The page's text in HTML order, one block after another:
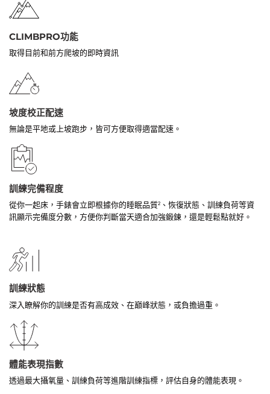
CLIMBPRO功能
取得目前和前方爬坡的即時資訊
坡度校正配速
無論是平地或上坡跑步，皆可方便取得適當配速。
訓練完備程度
從你一起床，手錶會立即根據你的睡眠品質2 、恢復狀態、訓練負荷等資
訊顯示完備度分數，方便你判斷當天適合加強鍛鍊，還是輕鬆點就好。
訓練狀態
深入瞭解你的訓練是否有高成效、在巔峰狀態，或負擔過重。
體能表現指數
透過最大攝氧量、訓練負荷等進階訓練指標，評估自身的體能表現。